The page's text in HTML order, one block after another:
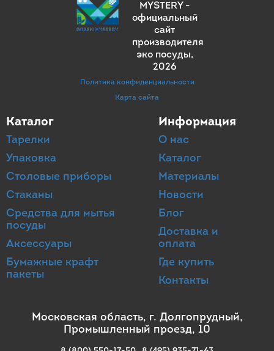
MYSTERY -
официальный
сайт
производителя
эко посуды,
2026
Политика конфиденциальности
Карта сайта
Каталог
Тарелки
Упаковка
Столовые приборы
Стаканы
Средства для мытья
посуды
Аксессуары
Бумажные крафт
пакеты
Информация
О нас
Каталог
Материалы
Новости
Блог
Доставка и
оплата
Где купить
Контакты
Московская область, г. Долгопрудный,
Промышленный проезд, 10